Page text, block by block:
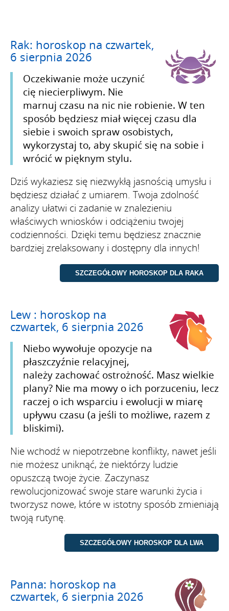
Rak: horoskop na czwartek,
6 sierpnia 2026
Oczekiwanie może uczynić
cię niecierpliwym. Nie
marnuj czasu na nic nie robienie. W ten
sposób będziesz miał więcej czasu dla
siebie i swoich spraw osobistych,
wykorzystaj to, aby skupić się na sobie i
wrócić w pięknym stylu.
Dziś wykaziesz się niezwykłą jasnością umysłu i
będziesz działać z umiarem. Twoja zdolność
analizy ułatwi ci zadanie w znalezieniu
właściwych wniosków i odciążeniu twojej
codzienności. Dzięki temu będziesz znacznie
bardziej zrelaksowany i dostępny dla innych!
Lew : horoskop na
czwartek, 6 sierpnia 2026
Niebo wywołuje opozycje na
płaszczyźnie relacyjnej,
należy zachować ostrożność. Masz wielkie
plany? Nie ma mowy o ich porzuceniu, lecz
raczej o ich wsparciu i ewolucji w miarę
upływu czasu (a jeśli to możliwe, razem z
bliskimi).
Nie wchodź w niepotrzebne konflikty, nawet jeśli
nie możesz uniknąć, że niektórzy ludzie
opuszczą twoje życie. Zaczynasz
rewolucjonizować swoje stare warunki życia i
tworzysz nowe, które w istotny sposób zmieniają
twoją rutynę.
Panna: horoskop na
czwartek, 6 sierpnia 2026